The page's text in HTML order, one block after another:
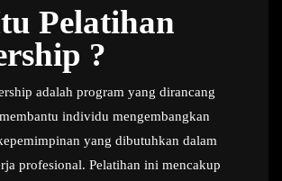
Pelatihan
?
adalah program yang dirancang
individu mengembangkan
yang dibutuhkan dalam
profesional. Pelatihan ini mencakup